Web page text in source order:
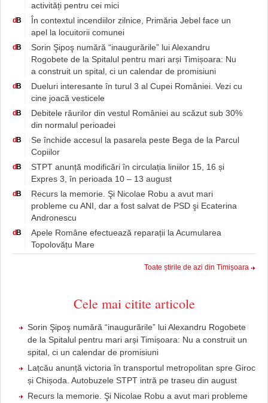
activități pentru cei mici
d B
În contextul incendiilor zilnice, Primăria Jebel face un
apel la locuitorii comunei
d B
Sorin Şipoş numără “inaugurările” lui Alexandru
Rogobete de la Spitalul pentru mari arși Timișoara: Nu
a construit un spital, ci un calendar de promisiuni
d B
Dueluri interesante în turul 3 al Cupei României. Vezi cu
cine joacă vesticele
d B
Debitele râurilor din vestul României au scăzut sub 30%
din normalul perioadei
d B
Se închide accesul la pasarela peste Bega de la Parcul
Copiilor
d B
STPT anunță modificări în circulația liniilor 15, 16 și
Expres 3, în perioada 10 – 13 august
d B
Recurs la memorie. Şi Nicolae Robu a avut mari
probleme cu ANI, dar a fost salvat de PSD şi Ecaterina
Andronescu
d B
Apele Române efectuează reparații la Acumularea
Topolovățu Mare
Toate știrile de azi din Timișoara
Cele mai citite articole
Sorin Şipoş numără “inaugurările” lui Alexandru Rogobete
de la Spitalul pentru mari arși Timișoara: Nu a construit un
spital, ci un calendar de promisiuni
Lațcău anunță victoria în transportul metropolitan spre Giroc
și Chișoda. Autobuzele STPT intră pe traseu din august
Recurs la memorie. Şi Nicolae Robu a avut mari probleme